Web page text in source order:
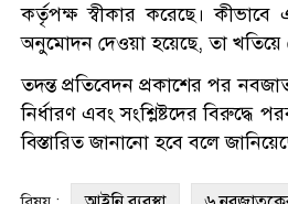
কর্তৃপক্ষ স্বীকার করেছে।
অনুমোদন দেওয়া হয়েছে, তা খতিয়ে
তদন্ত প্রতিবেদন প্রকাশের পর
নির্ধারণ এবং সংশ্লিষ্টদের বিরুদ্ধে
বিস্তারিত জানানো হবে বলে জানিয়েছে